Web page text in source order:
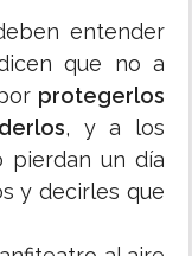
entender
que no a
protegerlos
, y a los
pierdan un día
y decirles que